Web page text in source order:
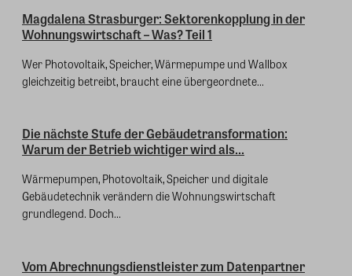
Magdalena Strasburger: Sektorenkopplung in der
Wohnungswirtschaft – Was? Teil 1
Wer Photovoltaik, Speicher, Wärmepumpe und Wallbox
gleichzeitig betreibt, braucht eine übergeordnete...
Die nächste Stufe der Gebäudetransformation:
Warum der Betrieb wichtiger wird als...
Wärmepumpen, Photovoltaik, Speicher und digitale
Gebäudetechnik verändern die Wohnungswirtschaft
grundlegend. Doch...
Vom Abrechnungsdienstleister zum Datenpartner